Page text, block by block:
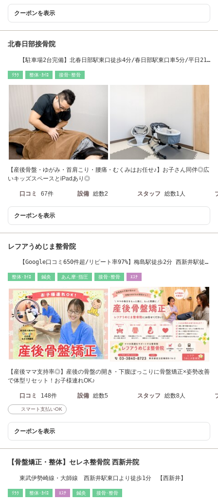
クーポンを表示
北春日部接骨院
【駐車場2台完備】北春日部駅東口徒歩4分/春日部駅東口車5分/平日21
ﾘﾗｸ 整体･ｶｲﾛ 接骨･整骨
【産後骨盤・ゆがみ・首肩こり・腰痛・むくみはお任せ♪】お子さん同伴◎広
いキッズスペースとiPadあり◎
口コミ 67件 設備 総数2 スタッフ 総数1人
クーポンを表示
レフアうめじま整骨院
【Google口コミ650件超/リピート率97%】梅島駅徒歩2分 西新井駅徒
整体･ｶｲﾛ 鍼灸 あん摩･指圧 接骨･整骨 ｴｽﾃ
【産後ママ支持率◎】産後の骨盤の開き・下腹ぽっこりに骨盤矯正×姿勢改善
で体型リセット！お子様連れOK♪
口コミ 148件 設備 総数5 スタッフ 総数8人
スマート支払いOK
クーポンを表示
【骨盤矯正・整体】セレネ整骨院 西新井院
東武伊勢崎線・大師線 西新井駅東口より徒歩1分 【西新井】
ﾘﾗｸ 整体･ｶｲﾛ ｴｽﾃ 鍼灸 接骨･整骨